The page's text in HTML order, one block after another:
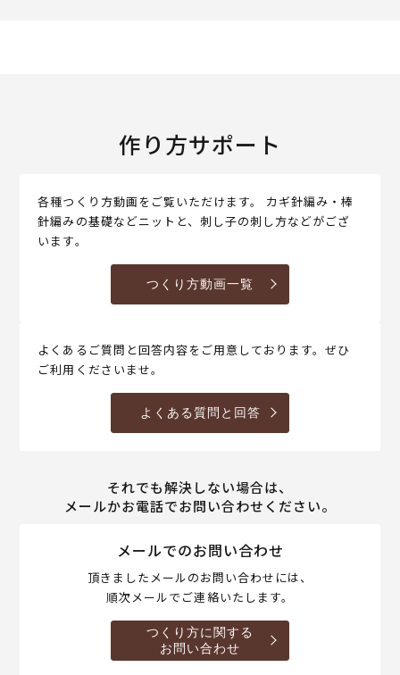
作り方サポート
各種つくり方動画をご覧いただけます。 カギ針編み・棒
針編みの基礎などニットと、刺し子の刺し方などがござ
います。
つくり方動画一覧
よくあるご質問と回答内容をご用意しております。ぜひ
ご利用くださいませ。
よくある質問と回答
それでも解決しない場合は、
メールかお電話でお問い合わせください。
メールでのお問い合わせ
頂きましたメールのお問い合わせには、
順次メールでご連絡いたします。
つくり方に関する
お問い合わせ